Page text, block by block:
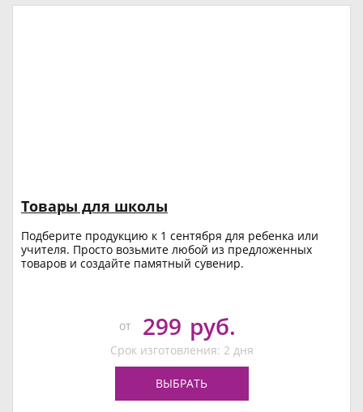
Товары для школы
Подберите продукцию к 1 сентября для ребенка или
учителя. Просто возьмите любой из предложенных
товаров и создайте памятный сувенир.
от 299 руб.
Срок изготовления: 2 дня
ВЫБРАТЬ